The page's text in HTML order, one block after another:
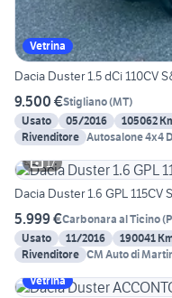
Vetrina
Dacia Duster 1.5 dCi 110CV
9.500 €Stigliano(MT)
Usato
05/2016 105062
Rivenditore Autosalone 4x4
17
Dacia Duster 1.6 GPL 115CV
5.999 €Carbonara al Ticino(
Usato
11/2016 190041
Rivenditore CM Auto di
Vetrina